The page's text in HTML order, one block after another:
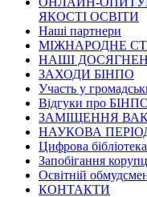
ЯКОСТІ ОСВІТИ
Наші партнери
МІЖНАРОДНЕ
НАШІ
ЗАХОДИ БІНПО
Участь у
Відгуки про
ЗАМІЩЕННЯ
НАУКОВА
Цифрова
Запобігання
Освітній
КОНТАКТИ